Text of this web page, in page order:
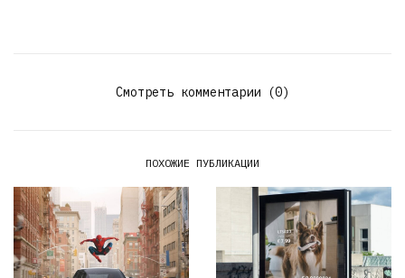
Смотреть комментарии (0)
ПОХОЖИЕ ПУБЛИКАЦИИ